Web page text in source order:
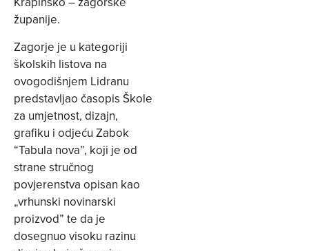
županije.
Zagorje je u kategoriji
školskih listova na
ovogodišnjem Lidranu
predstavljao časopis Škole
za umjetnost, dizajn,
grafiku i odjeću Zabok
“Tabula nova”, koji je od
strane stručnog
povjerenstva opisan kao
„vrhunski novinarski
proizvod” te da je
dosegnuo visoku razinu